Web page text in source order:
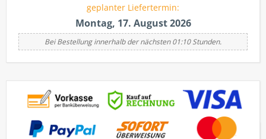
geplanter Liefertermin:
Montag, 17. August 2026
Bei Bestellung innerhalb der nächsten 01:10 Stunden.